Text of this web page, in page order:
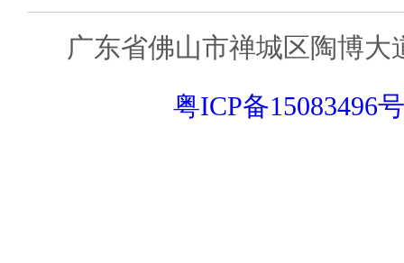
广东省佛山市禅城区陶博大
粤ICP备15083496号